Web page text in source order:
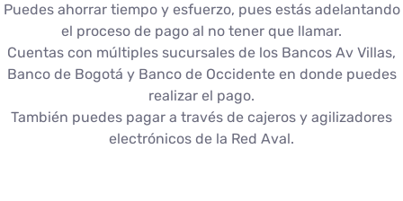
Puedes ahorrar tiempo y esfuerzo, pues estás adelantando
el proceso de pago al no tener que llamar.
Cuentas con múltiples sucursales de los Bancos Av Villas,
Banco de Bogotá y Banco de Occidente en donde puedes
realizar el pago.
También puedes pagar a través de cajeros y agilizadores
electrónicos de la Red Aval.